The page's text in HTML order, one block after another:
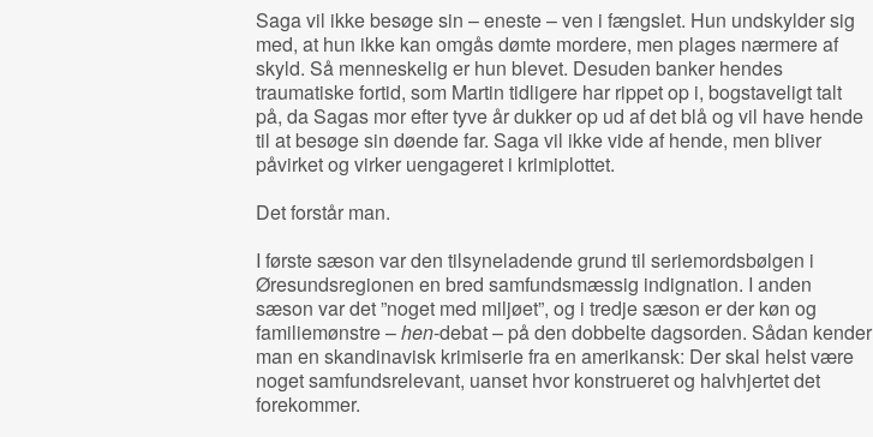
Saga vil ikke besøge sin – eneste – ven i fængslet. Hun undskylder sig
med, at hun ikke kan omgås dømte mordere, men plages nærmere af
skyld. Så menneskelig er hun blevet. Desuden banker hendes
traumatiske fortid, som Martin tidligere har rippet op i, bogstaveligt talt
på, da Sagas mor efter tyve år dukker op ud af det blå og vil have hende
til at besøge sin døende far. Saga vil ikke vide af hende, men bliver
påvirket og virker uengageret i krimiplottet.
Det forstår man.
I første sæson var den tilsyneladende grund til seriemordsbølgen i
Øresundsregionen en bred samfundsmæssig indignation. I anden
sæson var det ”noget med miljøet”, og i tredje sæson er der køn og
familiemønstre –hen-debat – på den dobbelte dagsorden. Sådan kender
man en skandinavisk krimiserie fra en amerikansk: Der skal helst være
noget samfundsrelevant, uanset hvor konstrueret og halvhjertet det
forekommer.